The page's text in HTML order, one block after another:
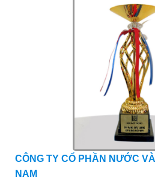
CÔNG TY CỔ PHẦN NƯỚC
NAM